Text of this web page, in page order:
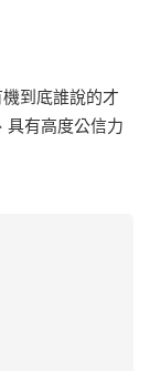
到底誰說的才
具有高度公信力